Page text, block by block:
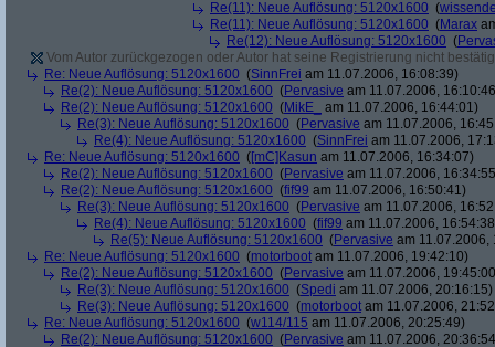
Re(11): Neue Auflösung: 5120x1600 (
Re(11): Neue Auflösung: 5120x1600 (Marax
Re(12): Neue Auflösung: 5120x1600 (
Vom Autor zurückgezogen oder Autor hat seine Registrierung nicht
Re: Neue Auflösung: 5120x1600 (SinnFrei am 11.07.2006, 16:08:39)
Re(2): Neue Auflösung: 5120x1600 (Pervasive am 11.07.2006,
Re(2): Neue Auflösung: 5120x1600 (MikE_
am 11.07.2006, 16:44:01)
Re(3): Neue Auflösung: 5120x1600 (Pervasive am 11.07.2006,
Re(4): Neue Auflösung: 5120x1600 (SinnFrei am 11.07.2006,
Re: Neue Auflösung: 5120x1600 ([mC]Kasun am 11.07.2006, 16:34:07)
Re(2): Neue Auflösung: 5120x1600 (Pervasive am 11.07.2006,
Re(2): Neue Auflösung: 5120x1600 (fif99 am 11.07.2006, 16:50:41)
Re(3): Neue Auflösung: 5120x1600 (Pervasive am 11.07.2006,
Re(4): Neue Auflösung: 5120x1600 (fif99 am 11.07.2006,
Re(5): Neue Auflösung: 5120x1600 (Pervasive am 11.07.2006,
Re: Neue Auflösung: 5120x1600 (motorboot am 11.07.2006, 19:42:10)
Re(2): Neue Auflösung: 5120x1600 (Pervasive am 11.07.2006,
Re(3): Neue Auflösung: 5120x1600 (Spedi am 11.07.2006, 20:16:15)
Re(3): Neue Auflösung: 5120x1600 (motorboot am 11.07.2006,
Re: Neue Auflösung: 5120x1600 (w114/115 am 11.07.2006, 20:25:49)
Re(2): Neue Auflösung: 5120x1600 (Pervasive am 11.07.2006,